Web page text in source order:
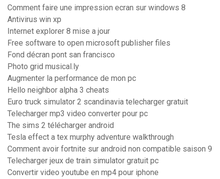
Comment faire une impression ecran sur windows 8
Antivirus win xp
Internet explorer 8 mise a jour
Free software to open microsoft publisher files
Fond décran pont san francisco
Photo grid musical.ly
Augmenter la performance de mon pc
Hello neighbor alpha 3 cheats
Euro truck simulator 2 scandinavia telecharger gratuit
Telecharger mp3 video converter pour pc
The sims 2 télécharger android
Tesla effect a tex murphy adventure walkthrough
Comment avoir fortnite sur android non compatible saison 9
Telecharger jeux de train simulator gratuit pc
Convertir video youtube en mp4 pour iphone